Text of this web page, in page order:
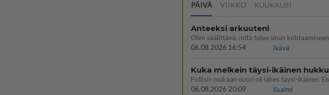
PÄIVÄ VIIKKO KUUKAUSI
Anteeksi arkuuteni
06.08.2026 16:54
Ikävä
Kuka melkein täysi-ikäinen
06.08.2026 20:09
Iisalmi